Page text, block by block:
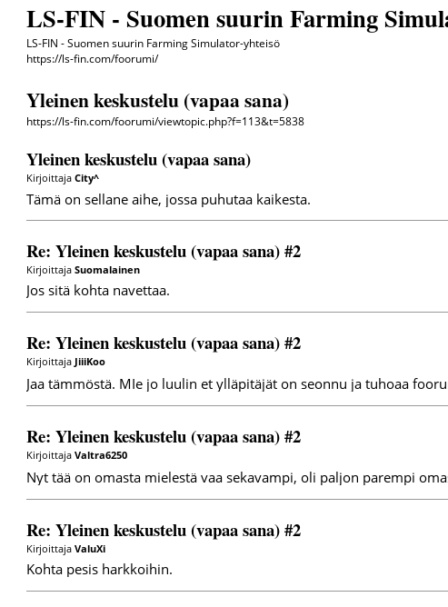
LS-FIN - Suomen suurin Farming
LS-FIN - Suomen suurin Farming Simulator-yhteisö
https://ls-fin.com/foorumi/
Yleinen keskustelu (vapaa sana)
https://ls-fin.com/foorumi/viewtopic.php?f=113&t=5838
Yleinen keskustelu (vapaa sana)
KirjoittajaCity^
Tämä on sellane aihe, jossa puhutaa kaikesta.
Re: Yleinen keskustelu (vapaa sana) #2
KirjoittajaSuomalainen
Jos sitä kohta navettaa.
Re: Yleinen keskustelu (vapaa sana) #2
Kirjoittaja JiiiKoo
Jaa tämmöstä. MIe jo luulin et ylläpitäjät on seonnu ja tuhoaa
Re: Yleinen keskustelu (vapaa sana) #2
KirjoittajaValtra6250
Nyt tää on omasta mielestä vaa sekavampi, oli paljon parempi
Re: Yleinen keskustelu (vapaa sana) #2
KirjoittajaValuXi
Kohta pesis harkkoihin.